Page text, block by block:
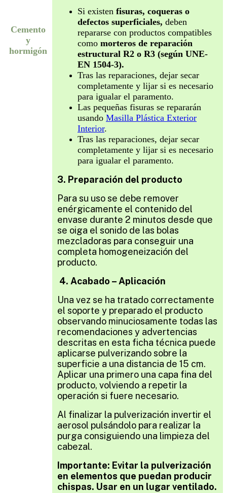
Cemento
y
hormigón
Si existen fisuras, coqueras o
defectos superficiales, deben
repararse con productos compatibles
como morteros de reparación
estructural R2 o R3 (según UNE-
EN 1504-3).
Tras las reparaciones, dejar secar
completamente y lijar si es necesario
para igualar el paramento.
Las pequeñas fisuras se repararán
usando Masilla Plástica Exterior
Interior.
Tras las reparaciones, dejar secar
completamente y lijar si es necesario
para igualar el paramento.
3. Preparación del producto
Para su uso se debe remover
enérgicamente el contenido del
envase durante 2 minutos desde que
se oiga el sonido de las bolas
mezcladoras para conseguir una
completa homogeneización del
producto.
4. Acabado – Aplicación
Una vez se ha tratado correctamente
el soporte y preparado el producto
observando minuciosamente todas las
recomendaciones y advertencias
descritas en esta ficha técnica puede
aplicarse pulverizando sobre la
superficie a una distancia de 15 cm.
Aplicar una primero una capa fina del
producto, volviendo a repetir la
operación si fuere necesario.
Al finalizar la pulverización invertir el
aerosol pulsándolo para realizar la
purga consiguiendo una limpieza del
cabezal.
Importante: Evitar la pulverización
en elementos que puedan producir
chispas. Usar en un lugar ventilado.